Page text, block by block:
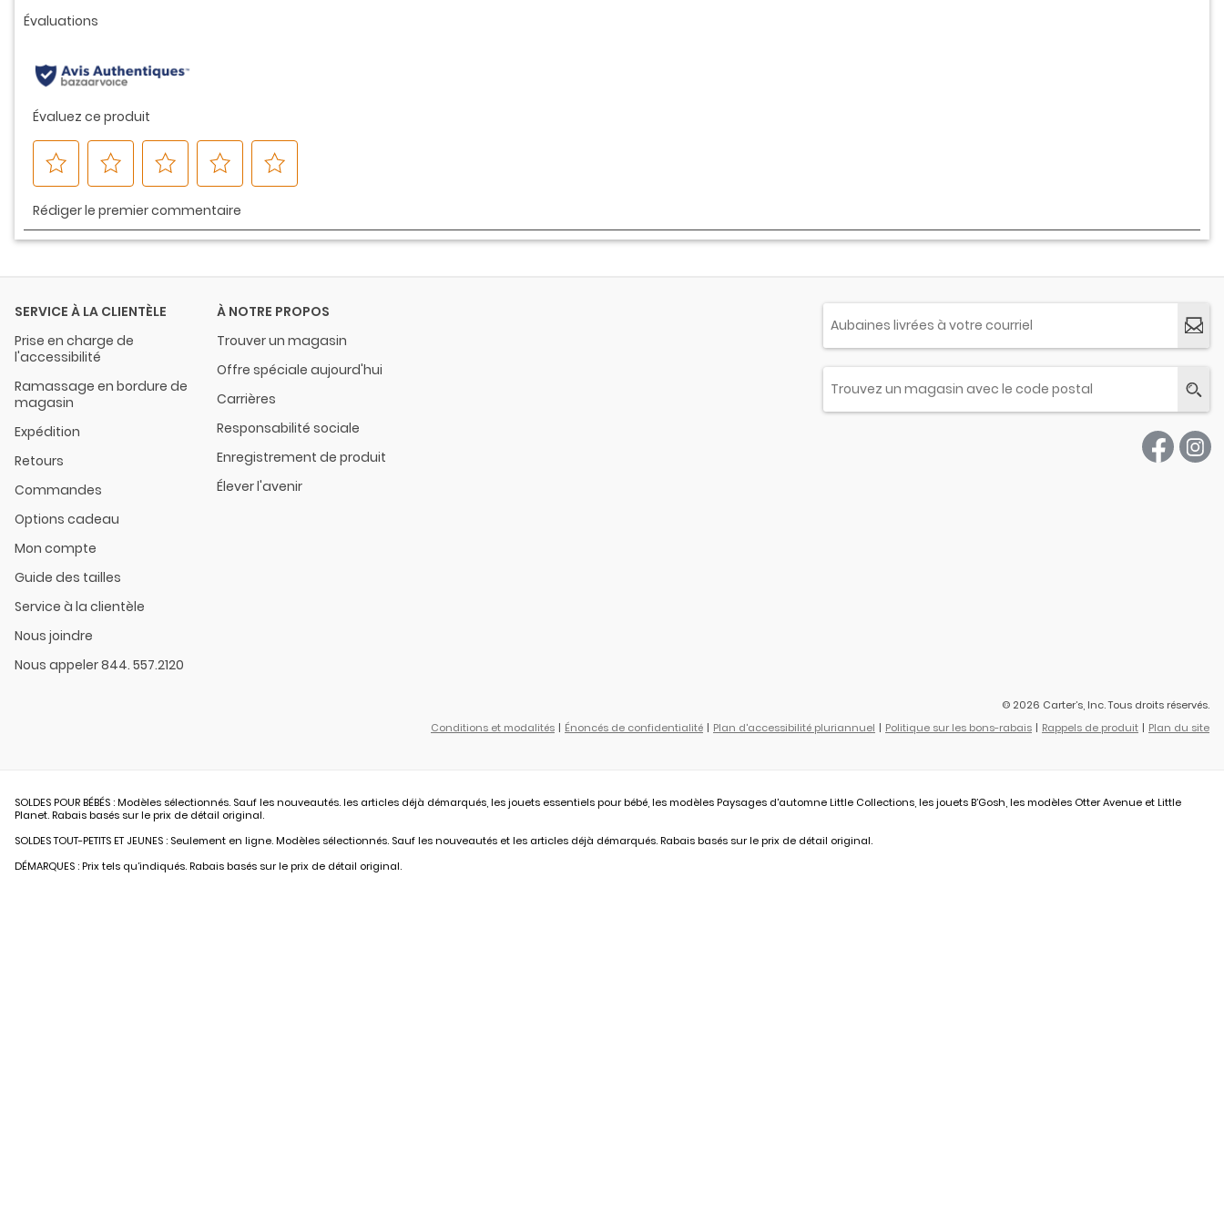
la
SERVICE À LA CLIENTÈLE
Prise en charge de
l'accessibilité
Ramassage en bordure de
magasin
Expédition
Retours
Commandes
Options cadeau
Mon compte
Guide des tailles
Service à la clientèle
Nous joindre
Nous appeler 844. 557.2120
À NOTRE PROPOS
Trouver un magasin
Offre spéciale aujourd'hui
Carrières
Responsabilité sociale
Enregistrement de produit
Élever l'avenir
© 2026 Carter’s, Inc. Tous droits réservés.
Conditions et modalités
Énoncés de confidentialité Plan d'accessibilité pluriannuel Politique sur les bons-rabais Rappels de produit Plan du site
SOLDES POUR BÉBÉS : Modèles sélectionnés. Sauf les nouveautés. les articles déjà démarqués, les jouets essentiels pour bébé, les modèles Paysages d'automne Little Collections, les jouets B’Gosh, les modèles Otter Avenue et Little
Planet. Rabais basés sur le prix de détail original.
SOLDES TOUT-PETITS ET JEUNES : Seulement en ligne. Modèles sélectionnés. Sauf les nouveautés et les articles déjà démarqués. Rabais basés sur le prix de détail original.
DÉMARQUES : Prix tels qu’indiqués. Rabais basés sur le prix de détail original.